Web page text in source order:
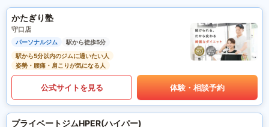
かたぎり塾
守口店
パーソナルジム
駅から徒歩5分
駅から5分以内のジムに通いたい人
姿勢・腰痛・肩こりが気になる人
公式サイトを見る 体験・相談予約
プライベートジムHPER(ハイパー)